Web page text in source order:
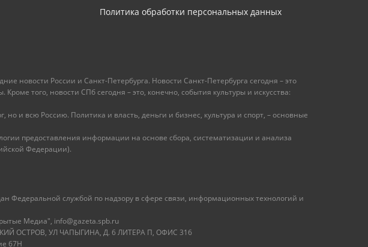
Политика обработки персональных данных
новости России и Санкт-Петербурга. Новости Санкт-Петербурга сегодня – это
того, новости СПб сегодня – это, конечно, события культуры и искусства:
и всю Россию. Политика и власть, деньги и бизнес, культура и спорт, – основные
предоставления информации на основе сбора, систематизации и анализа
Федерации).
Федеральной службой по надзору в сфере связи, информационных технологий и
Медиа", info@gazeta.spb.ru
ОСТРОВ, УЛ ЧАПЫГИНА, Д. 6 ЛИТЕРА П, ОФИС 316
67Н